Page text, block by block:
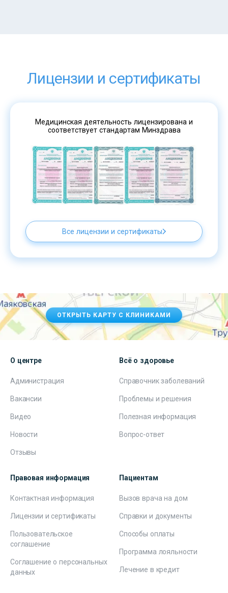
Лицензии и сертификаты
Медицинская деятельность лицензирована и
соответствует стандартам Минздрава
Все лицензии и сертификаты
ОТКРЫТЬ КАРТУ С КЛИНИКАМИ
О центре
Администрация
Вакансии
Видео
Новости
Отзывы
Всё о здоровье
Справочник заболеваний
Проблемы и решения
Полезная информация
Вопрос-ответ
Правовая информация
Контактная информация
Лицензии и сертификаты
Пользовательское
соглашение
Соглашение о персональных
данных
Пациентам
Вызов врача на дом
Справки и документы
Способы оплаты
Программа лояльности
Лечение в кредит